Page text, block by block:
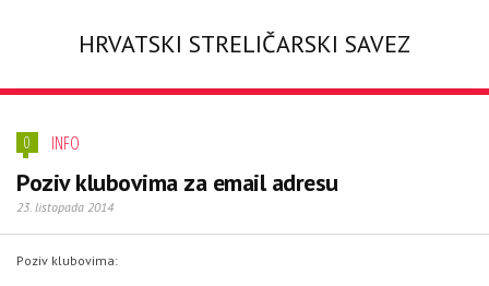
HRVATSKI STRELIČARSKI SAVEZ
0 INFO
Poziv klubovima za email adresu
23. listopada 2014
Poziv klubovima: